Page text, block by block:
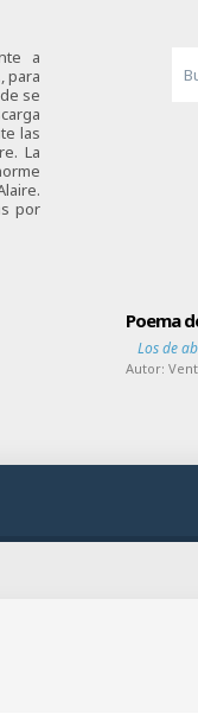
a
para
se
las
La
por
Poema
Los de
Autor: